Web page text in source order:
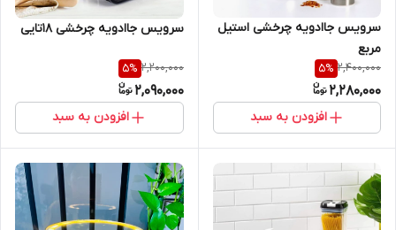
سرویس جاادویه چرخشی استیل
مربع
2,400,000
5%
2,280,000
افزودن به سبد
سرویس جاادویه چرخشی ۱۸تایی
2,200,000
5%
2,090,000
افزودن به سبد